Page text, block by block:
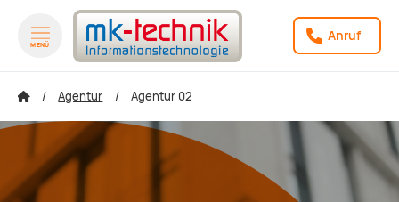
MENÜ
Anruf
zum Inhalt springen
Agentur Agentur 02